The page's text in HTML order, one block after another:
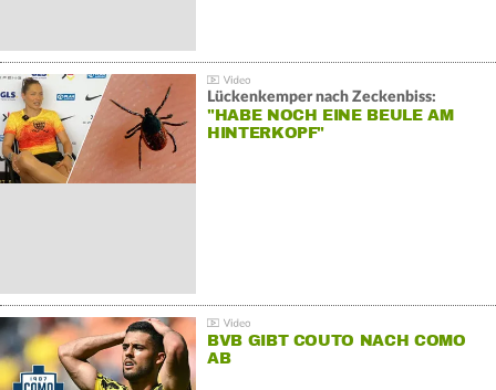
Lückenkemper nach Zeckenbiss:
"HABE NOCH EINE BEULE AM
HINTERKOPF"
BVB GIBT COUTO NACH COMO
AB